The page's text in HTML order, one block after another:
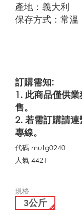
產地：義大利
保存方式：常溫
訂購需知:
1. 此商品僅供
售。
2. 若需訂購請
專線。
代碼 mutg0240
人氣 4421
規格
3公斤